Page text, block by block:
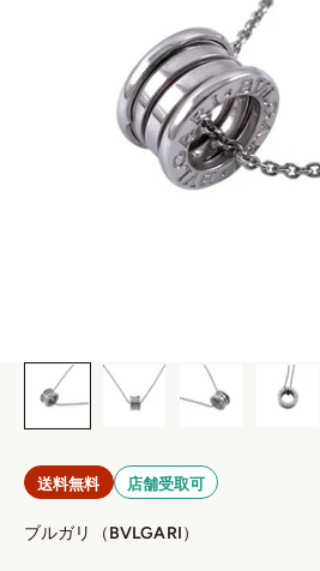
送料無料 店舗受取可
ブルガリ（BVLGARI）